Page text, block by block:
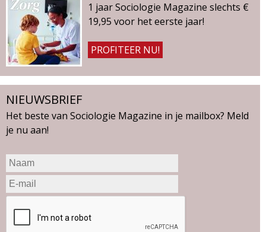
1 jaar Sociologie Magazine slechts €
19,95 voor het eerste jaar!
PROFITEER NU!
NIEUWSBRIEF
Het beste van Sociologie Magazine in je mailbox? Meld
je nu aan!